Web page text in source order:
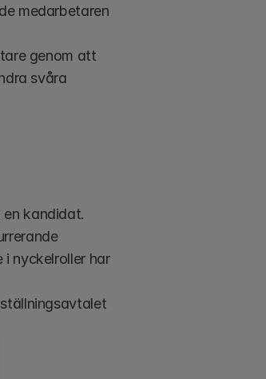
medarbetaren
genom att
svåra
kandidat.
nyckelroller har